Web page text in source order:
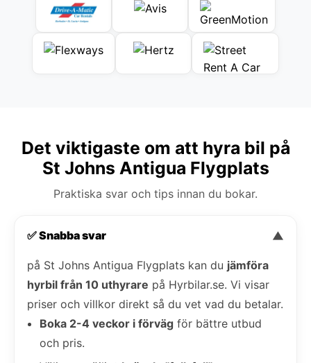
Det viktigaste om att hyra bil på
St Johns Antigua Flygplats
Praktiska svar och tips innan du bokar.
✅ Snabba svar ▼
på St Johns Antigua Flygplats kan du jämföra
hyrbil från 10 uthyrare på Hyrbilar.se. Vi visar
priser och villkor direkt så du vet vad du betalar.
Boka 2-4 veckor i förväg för bättre utbud
och pris.